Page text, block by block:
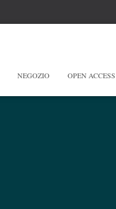
NEGOZIO OPEN ACCESS